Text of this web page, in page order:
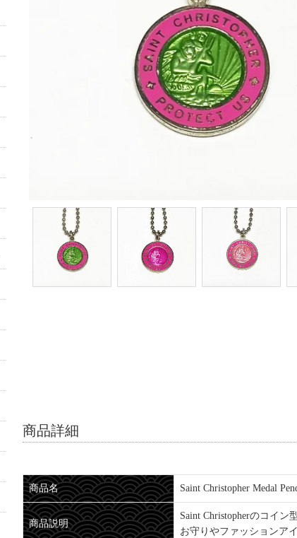
商品詳細
商品名 Saint Christopher Medal
商品説明
Saint Christopherのコイン
お守りやファッションア